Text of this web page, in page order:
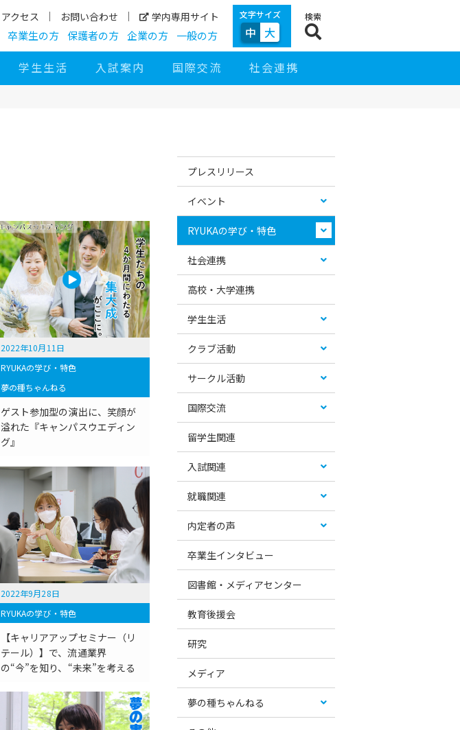
アクセス お問い合わせ 学内専用サイト
卒業生の方 保護者の方 企業の方 一般の方
文字サイズ
中 大
検索
学生生活 入試案内 国際交流 社会連携
2022年10月11日
RYUKAの学び・特色
夢の種ちゃんねる
ゲスト参加型の演出に、笑顔が
溢れた『キャンパスウエディン
グ』
2022年9月28日
RYUKAの学び・特色
【キャリアアップセミナー（リ
テール）】で、流通業界
の“今”を知り、“未来”を考える
イ
ビ
シ
お
め
テ
カ
リ
ス
プレスリリース
イベント
RYUKAの学び・特色
社会連携
高校・大学連携
学生生活
クラブ活動
サークル活動
国際交流
留学生関連
入試関連
就職関連
内定者の声
卒業生インタビュー
図書館・メディアセンター
教育後援会
研究
メディア
夢の種ちゃんねる